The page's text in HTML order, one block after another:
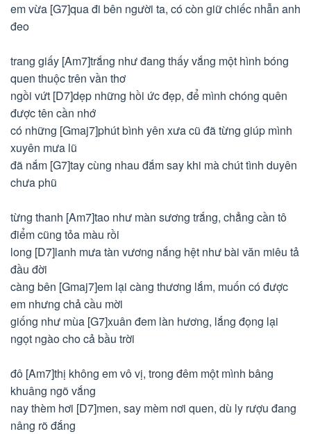
em vừa [G7]qua đi bên người ta, có còn giữ chiếc nhẫn anh
đeo
trang giấy [Am7]trắng như đang thấy vắng một hình bóng
quen thuộc trên vần thơ
ngồi vứt [D7]dẹp những hồi ức đẹp, để mình chóng quên
được tên cần nhớ
có những [Gmaj7]phút bình yên xưa cũ đã từng giúp mình
xuyên mưa lũ
đã nắm [G7]tay cùng nhau đắm say khi mà chút tình duyên
chưa phũ
từng thanh [Am7]tao như màn sương trắng, chẳng cần tô
điểm cũng tỏa màu rồi
long [D7]lanh mưa tàn vương nắng hệt như bài văn miêu tả
đầu đời
càng bên [Gmaj7]em lại càng thương lắm, muốn có được
em nhưng chả cầu mời
giống như mùa [G7]xuân đem làn hương, lắng đọng lại
ngọt ngào cho cả bầu trời
đô [Am7]thị không em vô vị, trong đêm một mình bâng
khuâng ngõ vắng
nay thèm hơi [D7]men, say mèm nơi quen, dù ly rượu đang
nâng rõ đắng